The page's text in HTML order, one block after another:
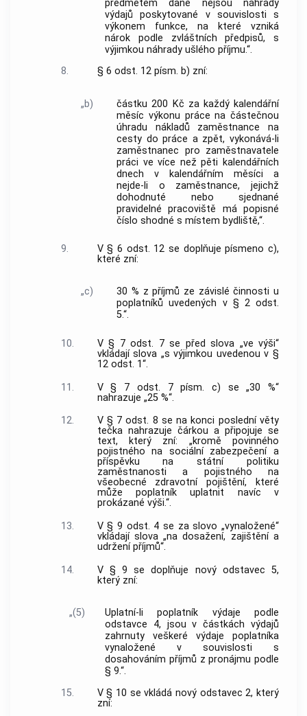
předmětem daně nejsou náhrady
výdajů poskytované v souvislosti s
výkonem funkce, na které vzniká
nárok podle zvláštních předpisů, s
výjimkou náhrady ušlého příjmu.“.
8.
§ 6 odst. 12 písm. b) zní:
„b)
částku 200 Kč za každý kalendářní
měsíc výkonu práce na částečnou
úhradu nákladů zaměstnance na
cesty do práce a zpět, vykonává-li
zaměstnanec pro zaměstnavatele
práci ve více než pěti kalendářních
dnech v kalendářním měsíci a
nejde-li o zaměstnance, jejichž
dohodnuté nebo sjednané
pravidelné pracoviště má popisné
číslo shodné s místem bydliště,“.
9.
V § 6 odst. 12 se doplňuje písmeno c),
které zní:
„c)
30 % z příjmů ze závislé činnosti u
poplatníků uvedených v § 2 odst.
5.“.
10.
V § 7 odst. 7 se před slova „ve výši“
vkládají slova „s výjimkou uvedenou v §
12 odst. 1“.
11.
V § 7 odst. 7 písm. c) se „30 %“
nahrazuje „25 %“.
12.
V § 7 odst. 8 se na konci poslední věty
tečka nahrazuje čárkou a připojuje se
text, který zní: „kromě povinného
pojistného na sociální zabezpečení a
příspěvku na státní politiku
zaměstnanosti a pojistného na
všeobecné zdravotní pojištění, které
může poplatník uplatnit navíc v
prokázané výši.“.
13.
V § 9 odst. 4 se za slovo „vynaložené“
vkládají slova „na dosažení, zajištění a
udržení příjmů“.
14.
V § 9 se doplňuje nový odstavec 5,
který zní:
„(5)
Uplatní-li poplatník výdaje podle
odstavce 4, jsou v částkách výdajů
zahrnuty veškeré výdaje poplatníka
vynaložené v souvislosti s
dosahováním příjmů z pronájmu podle
§ 9.“.
15.
V § 10 se vkládá nový odstavec 2, který
zní: